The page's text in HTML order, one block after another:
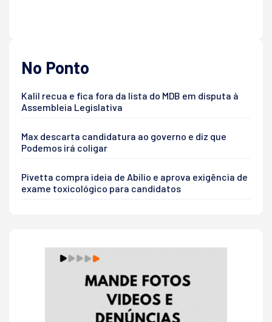
No Ponto
Kalil recua e fica fora da lista do MDB em disputa à
Assembleia Legislativa
Max descarta candidatura ao governo e diz que
Podemos irá coligar
Pivetta compra ideia de Abilio e aprova exigência de
exame toxicológico para candidatos